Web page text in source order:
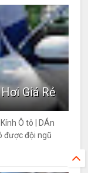
Giá Rẻ
Ô tô | DÁn
được đội ngũ